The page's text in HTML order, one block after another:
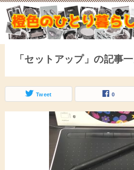
ひとり暮らしをしながら、気づいたこと
となどをアップしていきます。
「セットアップ」の記事
Tweet 0